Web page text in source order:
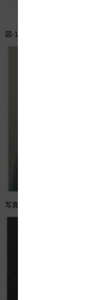
図-1 交通事故損傷の概念図
写真-2 エアバッグ起動時（左：